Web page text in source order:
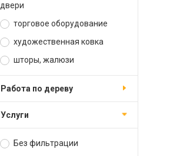
двери
торговое оборудование
художественная ковка
шторы, жалюзи
работа по дереву
услуги
Без фильтрации